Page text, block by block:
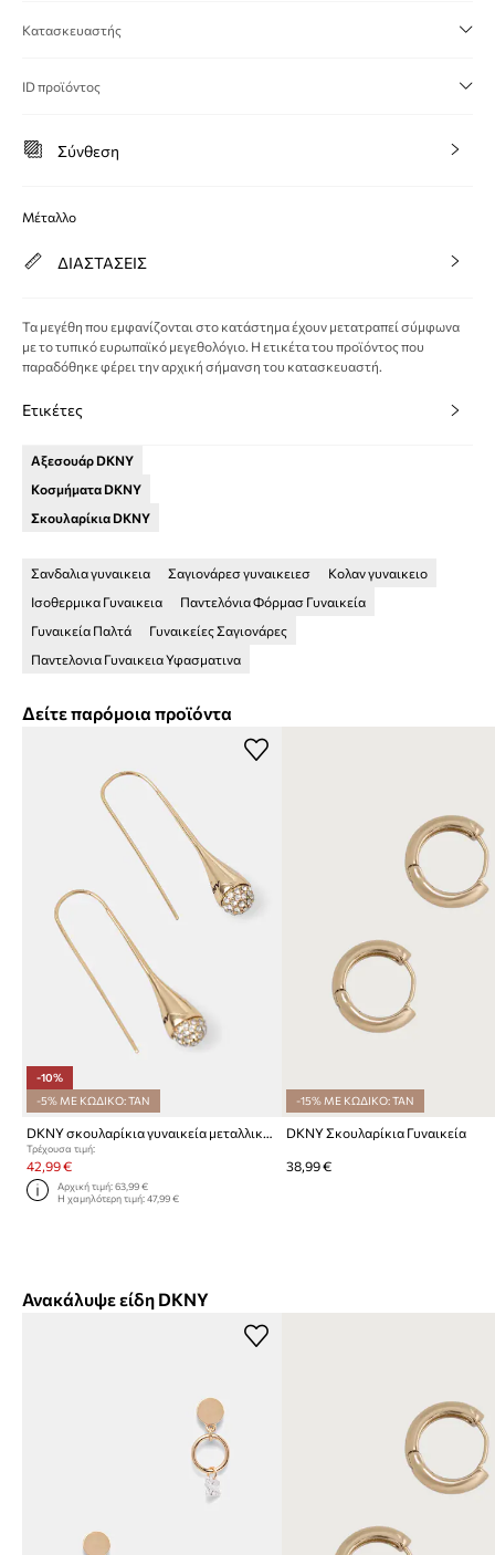
Κατασκευαστής
ID προϊόντος
Σύνθεση
Μέταλλο
ΔΙΑΣΤΑΣΕΙΣ
Τα μεγέθη που εμφανίζονται στο κατάστημα έχουν μετατραπεί σύμφωνα
με το τυπικό ευρωπαϊκό μεγεθολόγιο. Η ετικέτα του προϊόντος που
παραδόθηκε φέρει την αρχική σήμανση του κατασκευαστή.
Ετικέτες
Αξεσουάρ DKNY
Κοσμήματα DKNY
Σκουλαρίκια DKNY
Σανδαλια γυναικεια Σαγιονάρεσ γυναικειεσ
Κολαν γυναικειο
Ισοθερμικα Γυναικεια
Παντελόνια Φόρμασ Γυναικεία
Γυναικεία Παλτά
Γυναικείες Σαγιονάρες
Παντελονια Γυναικεια Υφασματινα
Δείτε παρόμοια προϊόντα
-10%
-5% ΜΕ ΚΩΔΙΚΟ: TAN
DKNY σκουλαρίκια γυναικεία μεταλλικά LILLIE
Τρέχουσα τιμή:
42,99 €
Αρχική τιμή:63,99 €
Η χαμηλότερη τιμή:47,99 €
-15% ΜΕ ΚΩΔΙΚΟ: TAN
DKNY Σκουλαρίκια Γυναικεία
38,99 €
Ανακάλυψε είδη DKNY